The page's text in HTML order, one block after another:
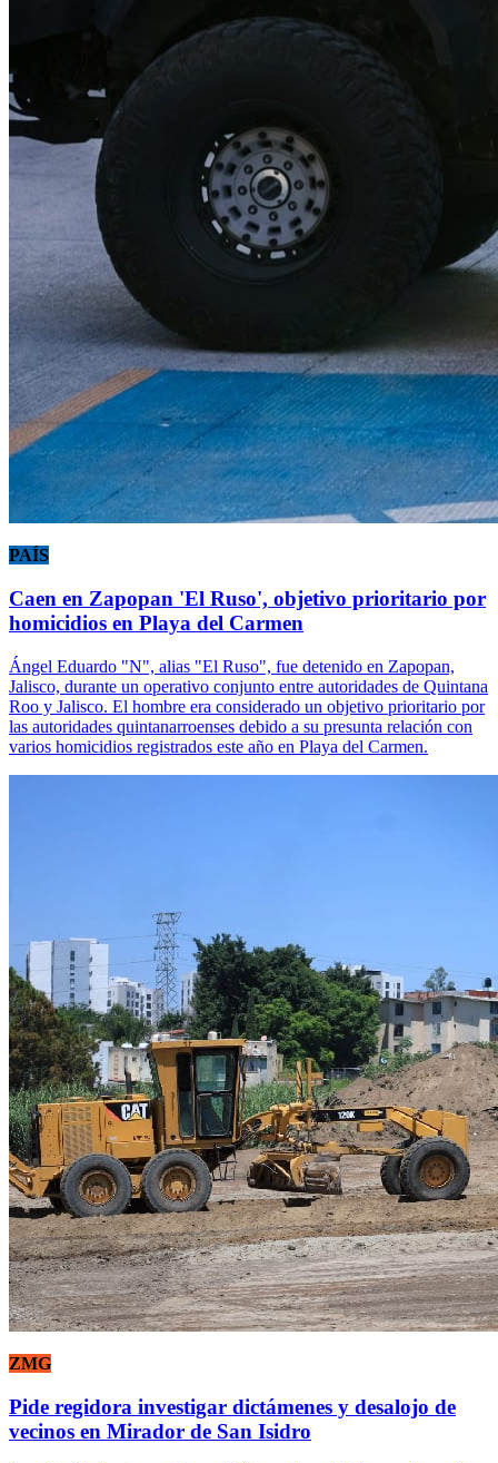
PAÍS
Caen en Zapopan 'El Ruso', objetivo prioritario por
homicidios en Playa del Carmen
Ángel Eduardo "N", alias "El Ruso", fue detenido en Zapopan,
Jalisco, durante un operativo conjunto entre autoridades de Quintana
Roo y Jalisco. El hombre era considerado un objetivo prioritario por
las autoridades quintanarroenses debido a su presunta relación con
varios homicidios registrados este año en Playa del Carmen.
ZMG
Pide regidora investigar dictámenes y desalojo de
vecinos en Mirador de San Isidro